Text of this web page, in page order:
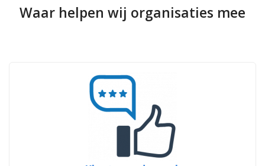
Waar helpen wij organisaties mee